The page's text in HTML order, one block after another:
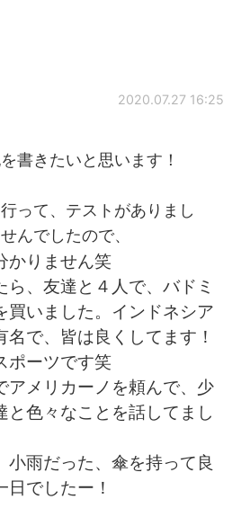
简体中文
Español
Français
한국어
ไทย
Italiano
2020.07.27 16:25
書きたいと思います！
って、テストがありまし
んでしたので、
かりません笑
ら、友達と４人で、バドミ
買いました。インドネシア
で、皆は良くしてます！
ポーツです笑
アメリカーノを頼んで、少
と色々なことを話してまし
小雨だった、傘を持って良
でしたー！